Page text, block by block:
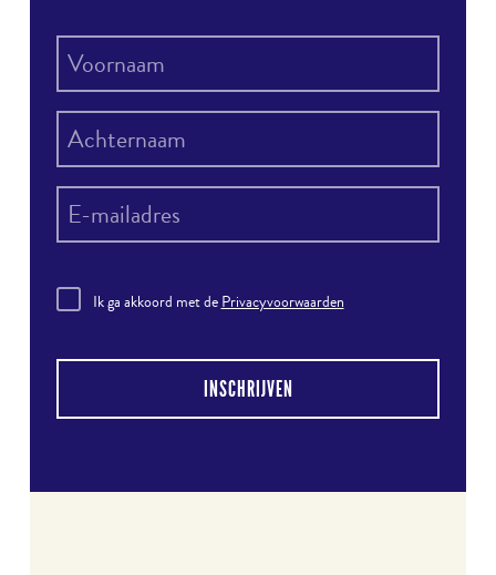
Ik ga akkoord met de Privacyvoorwaarden
INSCHRIJVEN